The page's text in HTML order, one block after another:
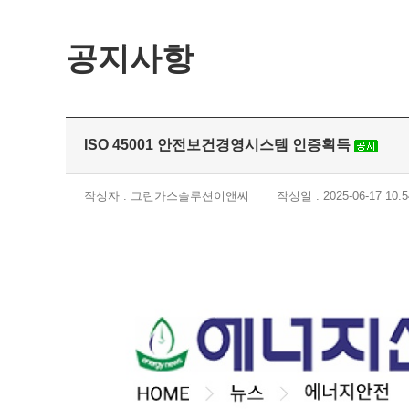
공지사항
ISO 45001 안전보건경영시스템 인증획득
작성자 : 그린가스솔루션이앤씨 작성일 : 2025-06-17